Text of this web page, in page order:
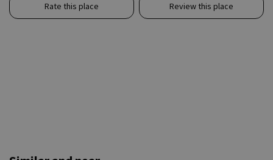
Rate this place Review this place